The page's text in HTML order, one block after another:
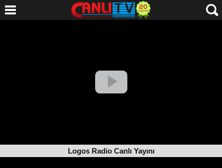
Logos Radio Canlı Yayını